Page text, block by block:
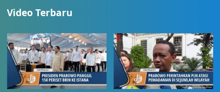
Video Terbaru